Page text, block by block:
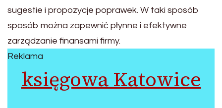
sugestie i propozycje poprawek. W taki sposób
sposób można zapewnić płynne i efektywne
zarządzanie finansami firmy.
Reklama
księgowa Katowice